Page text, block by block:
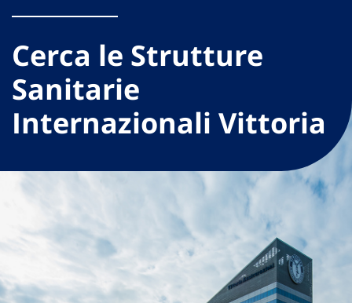
Cerca le Strutture
Sanitarie
Internazionali Vittoria